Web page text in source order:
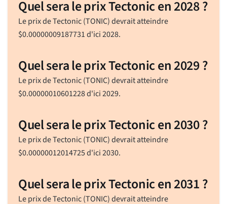
Quel sera le prix Tectonic en 2028 ?
Le prix de Tectonic (TONIC) devrait atteindre
$0.00000009187731d'ici 2028.
Quel sera le prix Tectonic en 2029 ?
Le prix de Tectonic (TONIC) devrait atteindre
$0.00000010601228d'ici 2029.
Quel sera le prix Tectonic en 2030 ?
Le prix de Tectonic (TONIC) devrait atteindre
$0.00000012014725d'ici 2030.
Quel sera le prix Tectonic en 2031 ?
Le prix de Tectonic (TONIC) devrait atteindre